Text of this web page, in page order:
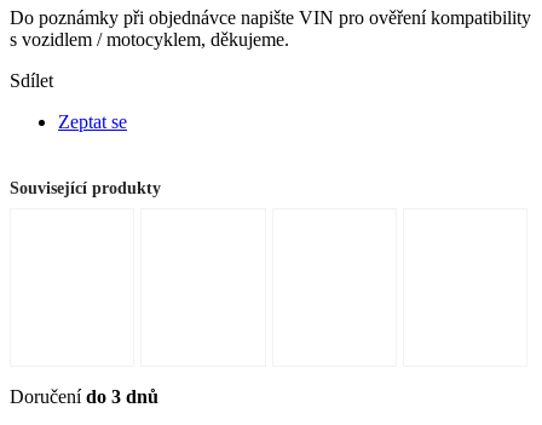
Do poznámky při objednávce napište VIN pro ověření kompatibility
s vozidlem / motocyklem, děkujeme.
Sdílet
Zeptat se
Související produkty
Doručenído 3 dnů